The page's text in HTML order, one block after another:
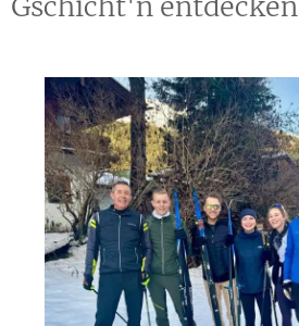
Gschicht'n entdecken